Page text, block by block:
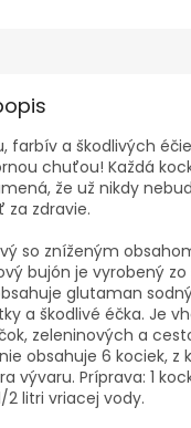
farbív a škodlivých
chuťou! Každá
že už nikdy
zdravie.
so zníženým
bujón je vyrobený
glutaman
a škodlivé éčka. Je
zeleninových a
obsahuje 6 kociek, z
vývaru. Príprava: 1
2 litri vriacej vody.